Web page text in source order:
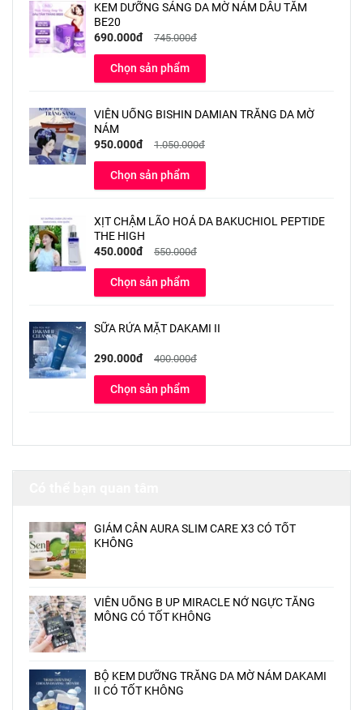
KEM DƯỠNG SÁNG DA MỜ NÁM DÂU TẰM
BE20
690.000đ
745.000đ
Chọn sản phẩm
VIÊN UỐNG BISHIN DAMIAN TRẮNG DA MỜ
NÁM
950.000đ
1.050.000đ
Chọn sản phẩm
XỊT CHẬM LÃO HOÁ DA BAKUCHIOL PEPTIDE
THE HIGH
450.000đ
550.000đ
Chọn sản phẩm
SỮA RỬA MẶT DAKAMI II
290.000đ 400.000đ
Chọn sản phẩm
GIẢM CÂN AURA SLIM CARE X3 CÓ TỐT
KHÔNG
VIÊN UỐNG B UP MIRACLE NỞ NGỰC TĂNG
MÔNG CÓ TỐT KHÔNG
BỘ KEM DƯỠNG TRẮNG DA MỜ NÁM DAKAMI
II CÓ TỐT KHÔNG